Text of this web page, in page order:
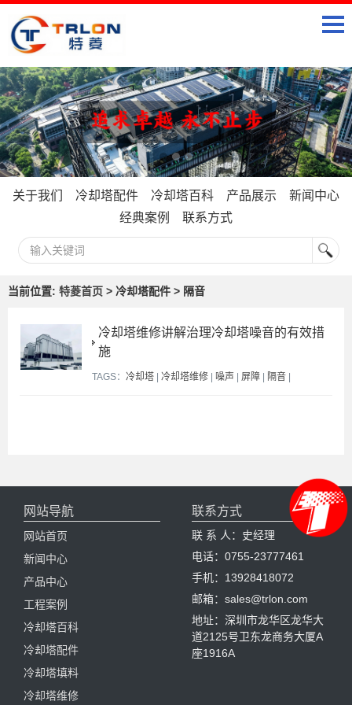
关于我们 冷却塔配件 冷却塔百科 产品展示
新闻中心
经典案例
联系方式
当前位置: 特菱首页 > 冷却塔配件 > 隔音
冷却塔维修讲解治理冷却塔噪音的有效措
施
TAGS： 冷却塔 | 冷却塔维修 | 噪声 | 屏障 | 隔音 |
网站导航
网站首页
新闻中心
产品中心
工程案例
冷却塔百科
冷却塔配件
冷却塔填料
冷却塔维修
联系方式
联 系 人：史经理
电话：0755-23777461
手机：13928418072
邮箱：sales@trlon.com
地址：深圳市龙华区龙华大
道2125号卫东龙商务大厦A
座1916A